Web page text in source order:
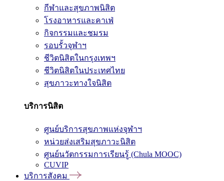
กีฬาและสุขภาพนิสิต
โรงอาหารและคาเฟ่
กิจกรรมและชมรม
รอบรั้วจุฬาฯ
ชีวิตนิสิตในกรุงเทพฯ
ชีวิตนิสิตในประเทศไทย
สุขภาวะทางใจนิสิต
บริการนิสิต
ศูนย์บริการสุขภาพแห่งจุฬาฯ
หน่วยส่งเสริมสุขภาวะนิสิต
ศูนย์นวัตกรรมการเรียนรู้ (Chula MOOC)
CUVIP
บริการสังคม